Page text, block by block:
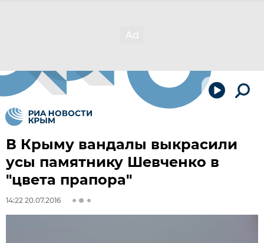
В Крыму вандалы выкрасили
усы памятнику Шевченко в
"цвета прапора"
14:22 20.07.2016